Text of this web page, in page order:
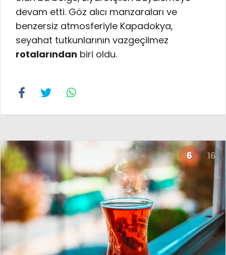
devam etti. Göz alıcı manzaraları ve
benzersiz atmosferiyle Kapadokya,
seyahat tutkunlarının vazgeçilmez
rotalarından biri oldu.
6 16